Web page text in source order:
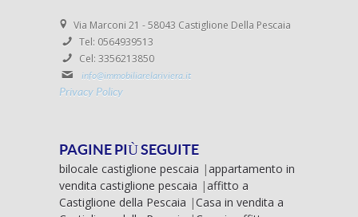
Via Marconi 21 - 58043 Castiglione Della Pescaia
Tel: 0564939513
Cel: 3356213850
info@immobiliarelariviera.it
Privacy Policy
PAGINE PIÙ SEGUITE
bilocale castiglione pescaia |appartamento in
vendita castiglione pescaia |affitto a
Castiglione della Pescaia |Casa in vendita a